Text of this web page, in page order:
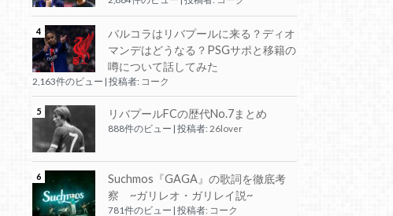
バルコラはリバプールに来る？ディオ
マンデはどうなる？PSGサポと移籍の
噂について話してみた
2,163件のビュー | 投稿者: コーク
リバプールFCの歴代No.7まとめ
888件のビュー 投稿者: 26lover
Suchmos『GAGA』の歌詞を徹底考
察 ~ガリレオ・ガリレイ説~
781件のビュー | 投稿者: コーク